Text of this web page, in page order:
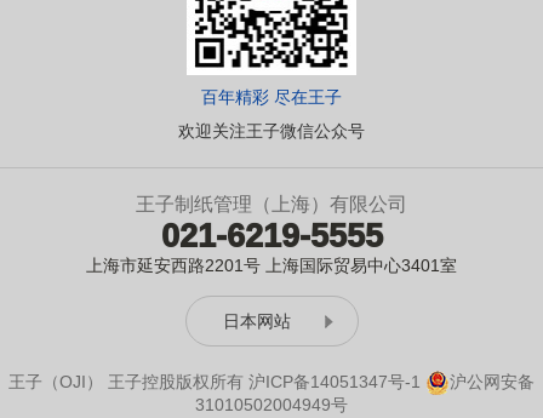
百年精彩 尽在王子
欢迎关注王子微信公众号
王子制纸管理（上海）有限公司
021-6219-5555
上海市延安西路2201号 上海国际贸易中心3401室
日本网站
王子（OJI） 王子控股版权所有 沪ICP备14051347号-1
沪公网安备
31010502004949号